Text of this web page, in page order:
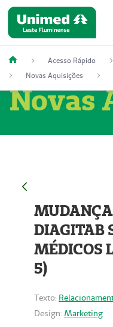
Acesso Rápido
Novas Aquisições
Novas
MUDANÇA
DIAGITAB
MÉDICOS
5)
Texto:
Design: Marketing